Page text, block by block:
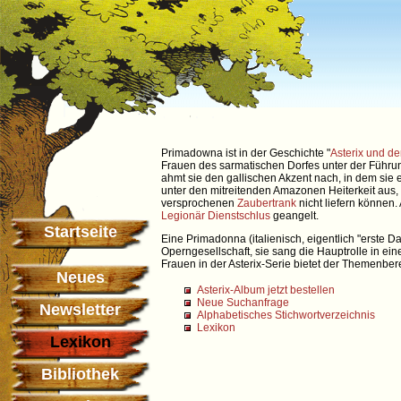
Startseite
Neues
Newsletter
Lexikon
Bibliothek
Primadowna ist in der Geschichte "Asterix und
Frauen des sarmatischen Dorfes unter der
ahmt sie den gallischen Akzent nach, in dem sie
unter den mitreitenden Amazonen Heiterkeit
versprochenen Zaubertrank nicht liefern können.
Legionär Dienstschlus geangelt.
Eine Primadonna (italienisch, eigentlich "erste
Operngesellschaft, sie sang die Hauptrolle in
Frauen in der Asterix-Serie bietet der
Asterix-Album jetzt bestellen
Neue Suchanfrage
Alphabetisches Stichwortverzeichnis
Lexikon